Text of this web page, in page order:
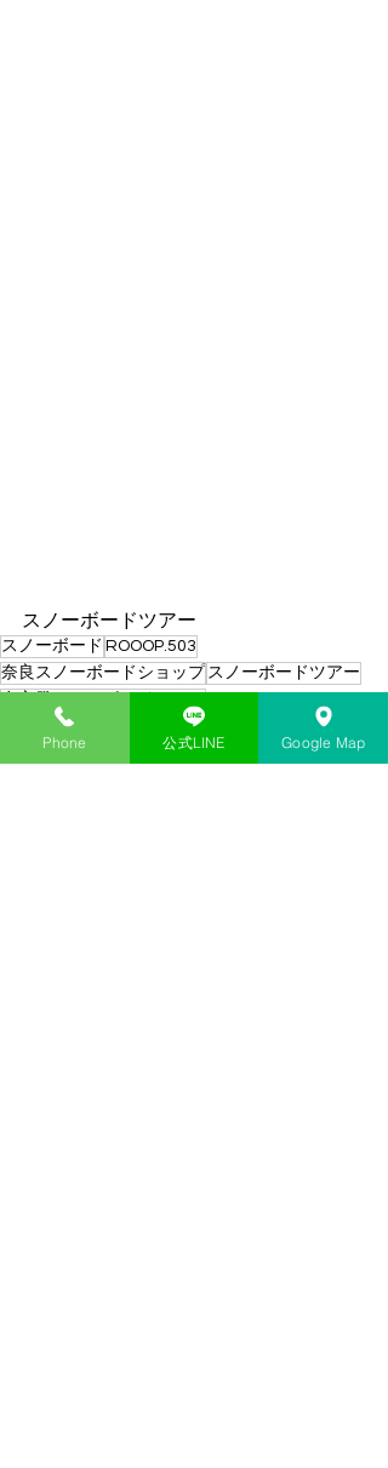
スノーボードツアー
スノーボード ROOOP.503
奈良スノーボードショップ スノーボードツアー
スノーボード
Phone 公式LINE Google Map